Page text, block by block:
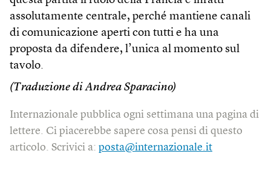
assolutamente centrale, perché mantiene canali
di comunicazione aperti con tutti e ha una
proposta da difendere, l’unica al momento sul
tavolo.
(Traduzione di Andrea Sparacino)
Internazionale pubblica ogni settimana una pagina di
lettere. Ci piacerebbe sapere cosa pensi di questo
articolo. Scrivici a: posta@internazionale.it